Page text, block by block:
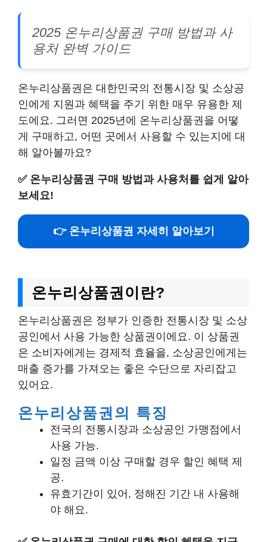
2025 온누리상품권 구매 방법과 사
용처 완벽 가이드
온누리상품권은 대한민국의 전통시장 및 소상공
인에게 지원과 혜택을 주기 위한 매우 유용한 제
도에요. 그러면 2025년에 온누리상품권을 어떻
게 구매하고, 어떤 곳에서 사용할 수 있는지에 대
해 알아볼까요?
✅ 온누리상품권 구매 방법과 사용처를 쉽게 알아
보세요!
👉 온누리상품권 자세히 알아보기
온누리상품권이란?
온누리상품권은 정부가 인증한 전통시장 및 소상
공인에서 사용 가능한 상품권이에요. 이 상품권
은 소비자에게는 경제적 효율을, 소상공인에게는
매출 증가를 가져오는 좋은 수단으로 자리잡고
있어요.
온누리상품권의 특징
전국의 전통시장과 소상공인 가맹점에서
사용 가능.
일정 금액 이상 구매할 경우 할인 혜택 제
공.
유효기간이 있어, 정해진 기간 내 사용해
야 해요.